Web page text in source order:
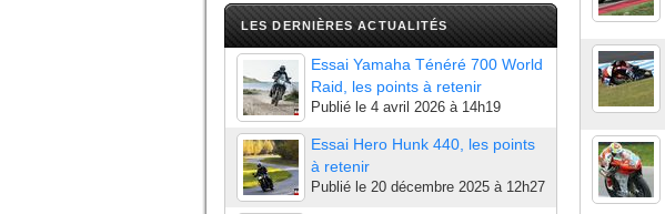
LES DERNIÈRES ACTUALITÉS
Essai Yamaha Ténéré 700 World
Raid, les points à retenir
Publié le 4 avril 2026 à 14h19
Essai Hero Hunk 440, les points
à retenir
Publié le 20 décembre 2025 à 12h27